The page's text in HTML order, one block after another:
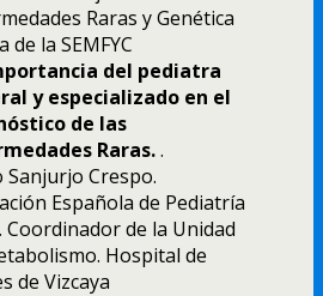
Raras y Genética
de la SEMFYC
del pediatra
y especializado en el
de las
Raras..
Sanjurjo Crespo.
Española de Pediatría
Coordinador de la Unidad
Hospital de
de Vizcaya